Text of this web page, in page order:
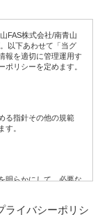
ーナーと会員、
ションを行うこ
る個人又は個人
その他の団体を
において利用で
と当法人又はオ
をすること
FAS株式会社/南青山
以下あわせて「当グ
報を適切に管理運用す
リシーを定めます。
る指針その他の規範
す。
明らかにして、必要な
ライバシーポリシ